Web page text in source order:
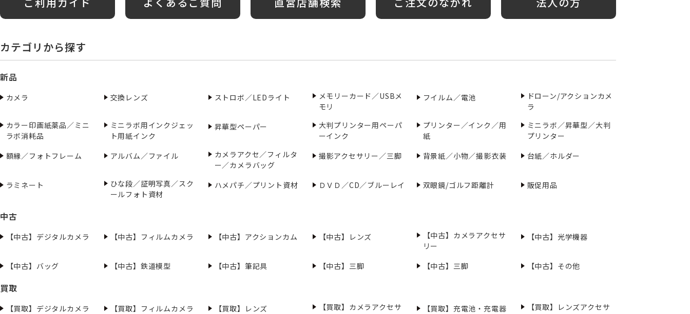
カテゴリから探す
新品
カメラ 交換レンズ ストロボ／LEDライト
メモリーカード／USBメ
モリ
フイルム／電池
ドローン/アクションカメ
ラ
カラー印画紙薬品／ミニ
ラボ消耗品
ミニラボ用インクジェッ
ト用紙インク
昇華型ペーパー
大判プリンター用ペーパ
ーインク
プリンター／インク／用
紙
ミニラボ／昇華型／大判
プリンター
額縁／フォトフレーム
アルバム／ファイル
カメラアクセ／フィルタ
ー／カメラバッグ
撮影アクセサリー／三脚 背景紙／小物／撮影衣装 台紙／ホルダー
ラミネート
ひな段／証明写真／スク
ールフォト資材
ハメパチ／プリント資材 ＤＶＤ／CD／ブルーレイ 双眼鏡/ゴルフ距離計 販促用品
中古
【中古】デジタルカメラ 【中古】フィルムカメラ 【中古】アクションカム 【中古】レンズ
【中古】カメラアクセサ
リー
【中古】光学機器
【中古】バッグ 【中古】鉄道模型 【中古】筆記具 【中古】三脚 【中古】三脚 【中古】その他
買取
【買取】デジタルカメラ 【買取】フィルムカメラ 【買取】レンズ
【買取】カメラアクセサ
【買取】充電池・充電器
【買取】レンズアクセサ